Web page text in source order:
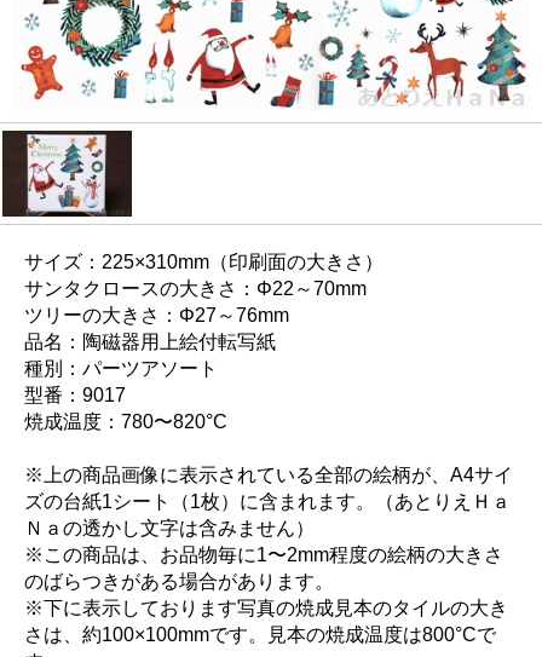
サイズ：225×310mm（印刷面の大きさ）
サンタクロースの大きさ：Φ22～70mm
ツリーの大きさ：Φ27～76mm
品名：陶磁器用上絵付転写紙
種別：パーツアソート
型番：9017
焼成温度：780〜820°C
※上の商品画像に表示されている全部の絵柄が、A4サイ
ズの台紙1シート（1枚）に含まれます。（あとりえＨａ
Ｎａの透かし文字は含みません）
※この商品は、お品物毎に1〜2mm程度の絵柄の大きさ
のばらつきがある場合があります。
※下に表示しております写真の焼成見本のタイルの大き
さは、約100×100mmです。見本の焼成温度は800°Cで